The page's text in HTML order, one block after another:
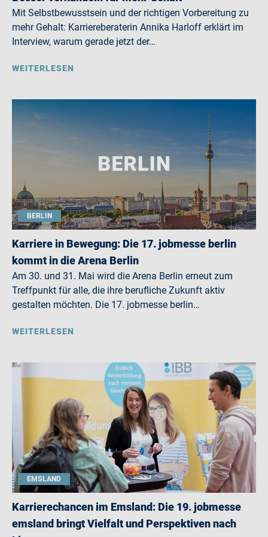
Mit Selbstbewusstsein und der richtigen Vorbereitung zu
mehr Gehalt: Karriereberaterin Annika Harloff erklärt im
Interview, warum gerade jetzt der…
WEITERLESEN
BERLIN
Karriere in Bewegung: Die 17. jobmesse berlin
kommt in die Arena Berlin
Am 30. und 31. Mai wird die Arena Berlin erneut zum
Treffpunkt für alle, die ihre berufliche Zukunft aktiv
gestalten möchten. Die 17. jobmesse berlin…
WEITERLESEN
EMSLAND
Karrierechancen im Emsland: Die 19. jobmesse
emsland bringt Vielfalt und Perspektiven nach